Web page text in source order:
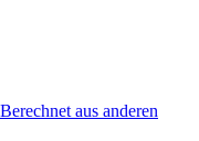
aus anderen